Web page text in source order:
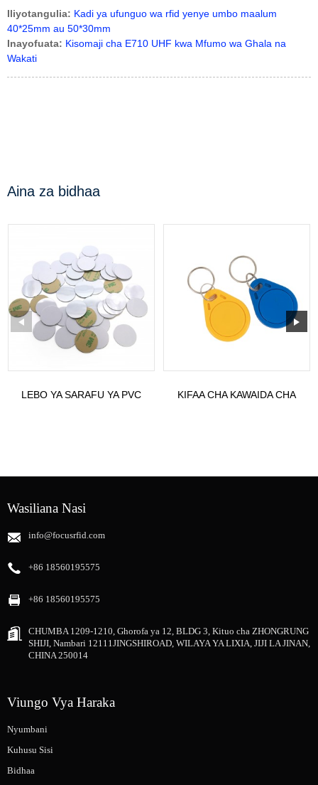
Iliyotangulia: Kadi ya ufunguo wa rfid yenye umbo maalum
40*25mm au 50*30mm
Inayofuata: Kisomaji cha E710 UHF kwa Mfumo wa Ghala na
Wakati
Aina za bidhaa
LEBO YA SARAFU YA PVC
KIFAA CHA KAWAIDA CHA
Wasiliana Nasi
info@focusrfid.com
+86 18560195575
+86 18560195575
CHUMBA 1209-1210, Ghorofa ya 12, BLDG 3, Kituo cha ZHONGRUNG
SHIJI, Nambari 12111JINGSHIROAD, WILAYA YA LIXIA, JIJI LA JINAN,
CHINA 250014
Viungo Vya Haraka
Nyumbani
Kuhusu Sisi
Bidhaa